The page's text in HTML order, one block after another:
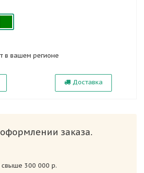
в вашем регионе
Доставка
заказа.
300 000 р.